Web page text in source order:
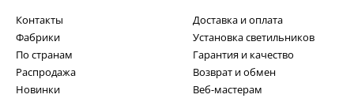
Контакты
Фабрики
По странам
Распродажа
Новинки
Доставка и оплата
Установка светильников
Гарантия и качество
Возврат и обмен
Веб-мастерам